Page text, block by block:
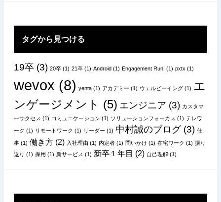
ンタグから見つける
19卒(3) 20卒(1) 21卒(1) Android(1) Engagement Run! (1) pxtx (1)
wevox (8) yenta(1) アカデミー (1) ウェルビーイング(1) エ
ンゲージメント (5) エンジニア (3) カスタマ
ーサクセス (1) コミュニケーション (1) ソリューションフォーカス (1) テレワ
ーク (1) リモートワーク (1) リーダー (1) 中村誠のブログ(3) 仕
事(1) 働き方(2) 入社理由 (1) 内定者(1) 問いかけ (1) 在宅ワーク (1) 振り
返り (1) 採用 (1) 新サービス (1) 新卒１年目 (2) 自己理解(1)